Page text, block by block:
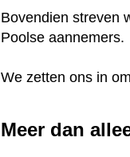
Bovendien streven
Poolse aannemers.
We zetten ons in
Meer dan